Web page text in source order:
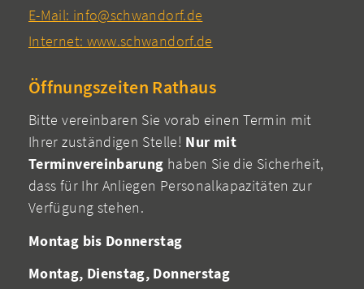
E-Mail: info@schwandorf.de
Internet: www.schwandorf.de
Öffnungszeiten Rathaus
Bitte vereinbaren Sie vorab einen Termin mit
Ihrer zuständigen Stelle! Nur mit
Terminvereinbarung haben Sie die Sicherheit,
dass für Ihr Anliegen Personalkapazitäten zur
Verfügung stehen.
Montag bis Donnerstag
Montag, Dienstag, Donnerstag